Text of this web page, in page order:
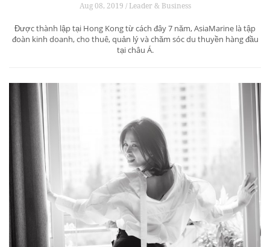
Aug 08, 2019 / Leader & Business
Được thành lập tại Hong Kong từ cách đây 7 năm, AsiaMarine là tập
đoàn kinh doanh, cho thuê, quản lý và chăm sóc du thuyền hàng đầu
tại châu Á.